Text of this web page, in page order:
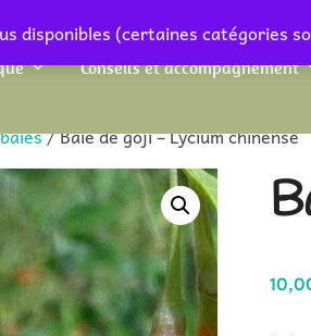
disponibles (certaines catégories
Conseils et accompagnement
/ Baie de goji – Lycium chinense